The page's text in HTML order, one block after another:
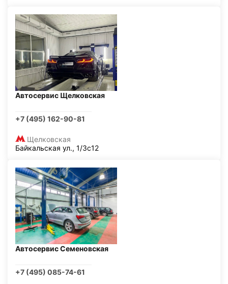
Автосервис Щелковская
+7 (495) 162-90-81
Щелковская
Байкальская ул., 1/3с12
Автосервис Семеновская
+7 (495) 085-74-61